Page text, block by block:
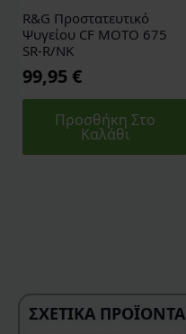
R&G Προστατευτικό
Ψυγείου CF MOTO 675
SR-R/NK
99,95 €
Προσθήκη Στο
Καλάθι
ΣΧΕΤΙΚΆ ΠΡΟΪΌΝΤΑ